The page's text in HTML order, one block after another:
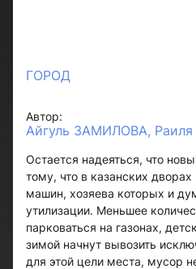
ГОРОД
Автор:
Айгуль ЗАМИЛОВА,
Остается надеяться, что
тому, что в казанских
машин, хозяева которых и
утилизации. Меньшее
парковаться на газонах,
зимой начнут вывозить
для этой цели места, мусор